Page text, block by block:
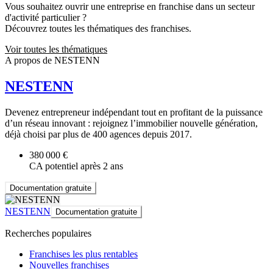
Vous souhaitez ouvrir une entreprise en franchise dans un secteur
d'activité particulier ?
Découvrez toutes les thématiques des franchises.
Voir toutes les thématiques
A propos de NESTENN
NESTENN
Devenez entrepreneur indépendant tout en profitant de la puissance
d’un réseau innovant : rejoignez l’immobilier nouvelle génération,
déjà choisi par plus de 400 agences depuis 2017.
380 000 €
CA potentiel après 2 ans
Documentation gratuite
NESTENN Documentation gratuite
Recherches populaires
Franchises les plus rentables
Nouvelles franchises